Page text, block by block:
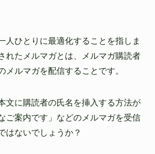
人ひとりに最適化することを指しま
れたメルマガとは、メルマガ購読者
ルマガを配信することです。
文に購読者の氏名を挿入する方法が
ご案内です」などのメルマガを受信
はないでしょうか？